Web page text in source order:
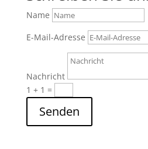
Name
E-Mail-Adresse
Nachricht
1 + 1 =
Senden